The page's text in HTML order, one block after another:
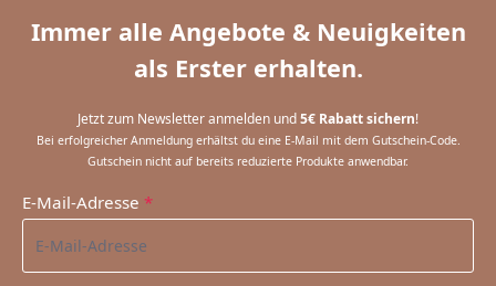
Immer alle Angebote & Neuigkeiten
als Erster erhalten.
Jetzt zum Newsletter anmelden und5€ Rabatt sichern!
Bei erfolgreicher Anmeldung erhältst du eine E-Mail mit dem Gutschein-Code.
Gutschein nicht auf bereits reduzierte Produkte anwendbar.
E-Mail-Adresse *